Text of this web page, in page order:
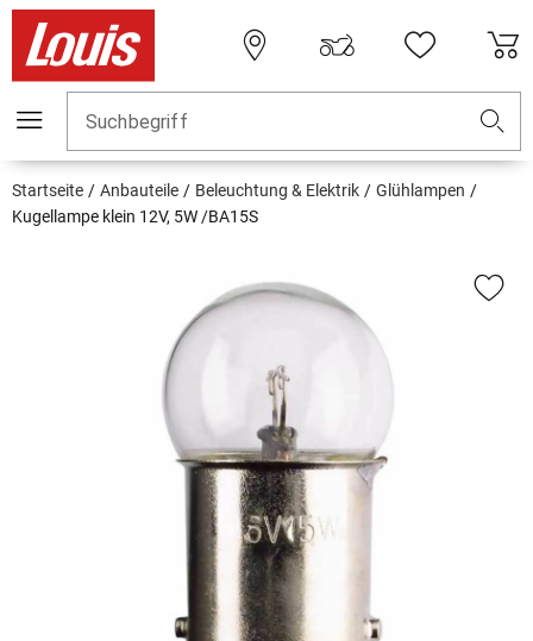
Suchbegriff
Startseite Anbauteile Beleuchtung & Elektrik
Glühlampen
Kugellampe klein 12V, 5W /BA15S